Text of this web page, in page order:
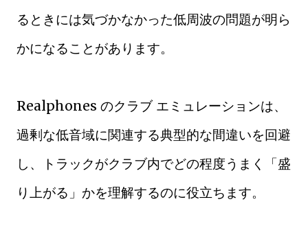
るときには気づかなかった低周波の問題が明ら
かになることがあります。
Realphones のクラブ エミュレーションは、
過剰な低音域に関連する典型的な間違いを回避
し、トラックがクラブ内でどの程度うまく「盛
り上がる」かを理解するのに役立ちます。